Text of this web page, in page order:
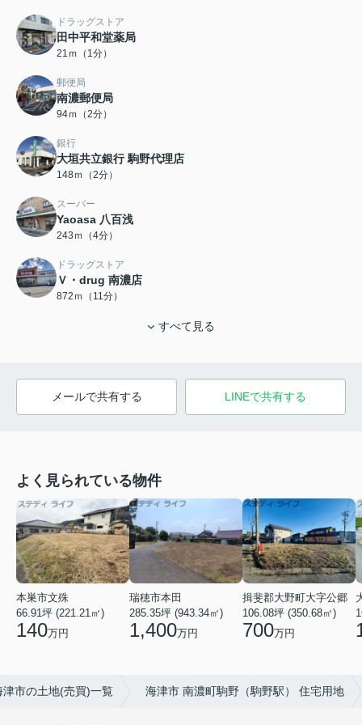
ドラッグストア
田中平和堂薬局
21ｍ（1分）
郵便局
南濃郵便局
94ｍ（2分）
銀行
大垣共立銀行 駒野代理店
148ｍ（2分）
スーパー
Yaoasa 八百浅
243ｍ（4分）
ドラッグストア
Ｖ・drug 南濃店
872ｍ（11分）
すべて見る
メールで共有する LINEで共有する
よく見られている物件
本巣市文殊
66.91坪 (221.21㎡)
140万円
瑞穂市本田
285.35坪 (943.34㎡)
1,400万円
揖斐郡大野町大字公郷
106.08坪 (350.68㎡)
700万円
津市の土地(売買)一覧 海津市 南濃町駒野（駒野駅） 住宅用地